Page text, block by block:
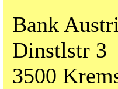
Bank
Dinstlstr 3
3500